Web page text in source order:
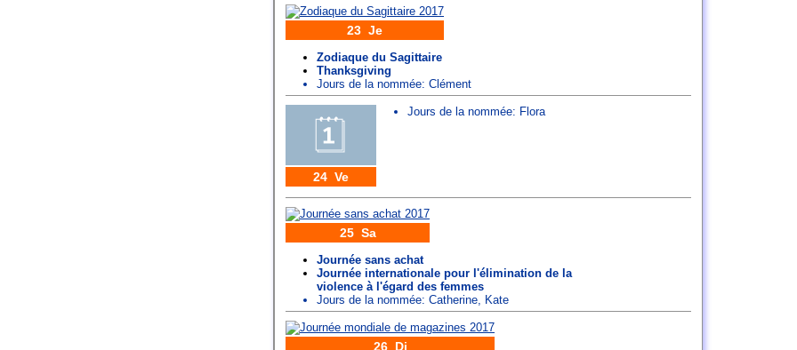
23 Je
Zodiaque du Sagittaire
Thanksgiving
Jours de la nommée: Clément
24 Ve
Jours de la nommée: Flora
25 Sa
Journée sans achat
Journée internationale pour l'élimination de la
violence à l'égard des femmes
Jours de la nommée: Catherine, Kate
26 Di